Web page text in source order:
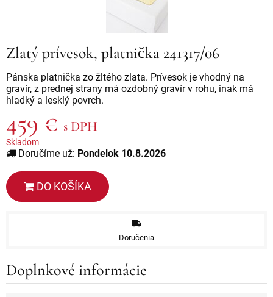
Zlatý prívesok, platnička 241317/06
Pánska platnička zo žltého zlata. Prívesok je vhodný na
gravír, z prednej strany má ozdobný gravír v rohu, inak má
hladký a lesklý povrch.
459 € s DPH
Skladom
Doručíme už: Pondelok 10.8.2026
DO KOŠÍKA
Doručenia
Doplnkové informácie